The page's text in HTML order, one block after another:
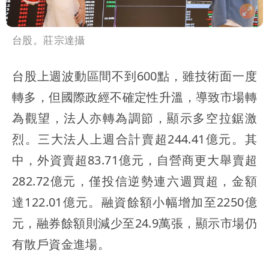
台股。莊宗達攝
台股上週波動區間不到600點，雖技術面一度
轉多，但國際政經不確定性升溫，導致市場轉
為觀望，法人亦轉為調節，顯示多空拉鋸激
烈。三大法人上週合計賣超244.41億元。其
中，外資賣超83.71億元，自營商更大舉賣超
282.72億元，僅投信逆勢連六週買超，金額
達122.01億元。融資餘額小幅增加至2250億
元，融券餘額則減少至24.9萬張，顯示市場仍
有散戶資金進場。